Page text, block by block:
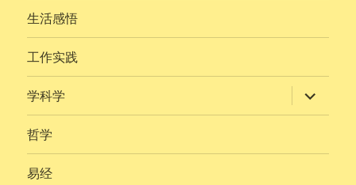
生活感悟
工作实践
学科学 展
开
子
哲学
易经